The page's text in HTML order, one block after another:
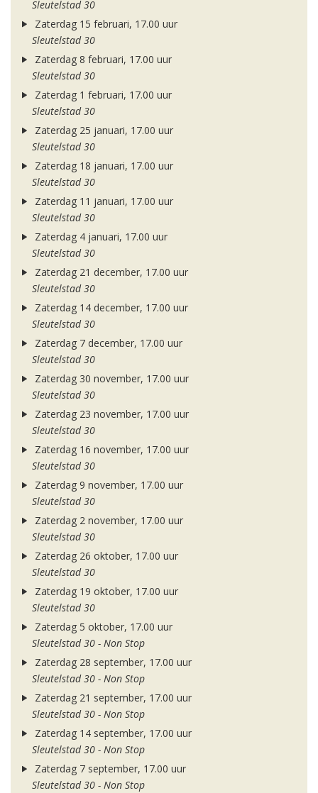
Sleutelstad 30
Zaterdag 15 februari, 17.00 uur
Sleutelstad 30
Zaterdag 8 februari, 17.00 uur
Sleutelstad 30
Zaterdag 1 februari, 17.00 uur
Sleutelstad 30
Zaterdag 25 januari, 17.00 uur
Sleutelstad 30
Zaterdag 18 januari, 17.00 uur
Sleutelstad 30
Zaterdag 11 januari, 17.00 uur
Sleutelstad 30
Zaterdag 4 januari, 17.00 uur
Sleutelstad 30
Zaterdag 21 december, 17.00 uur
Sleutelstad 30
Zaterdag 14 december, 17.00 uur
Sleutelstad 30
Zaterdag 7 december, 17.00 uur
Sleutelstad 30
Zaterdag 30 november, 17.00 uur
Sleutelstad 30
Zaterdag 23 november, 17.00 uur
Sleutelstad 30
Zaterdag 16 november, 17.00 uur
Sleutelstad 30
Zaterdag 9 november, 17.00 uur
Sleutelstad 30
Zaterdag 2 november, 17.00 uur
Sleutelstad 30
Zaterdag 26 oktober, 17.00 uur
Sleutelstad 30
Zaterdag 19 oktober, 17.00 uur
Sleutelstad 30
Zaterdag 5 oktober, 17.00 uur
Sleutelstad 30 - Non Stop
Zaterdag 28 september, 17.00 uur
Sleutelstad 30 - Non Stop
Zaterdag 21 september, 17.00 uur
Sleutelstad 30 - Non Stop
Zaterdag 14 september, 17.00 uur
Sleutelstad 30 - Non Stop
Zaterdag 7 september, 17.00 uur
Sleutelstad 30 - Non Stop